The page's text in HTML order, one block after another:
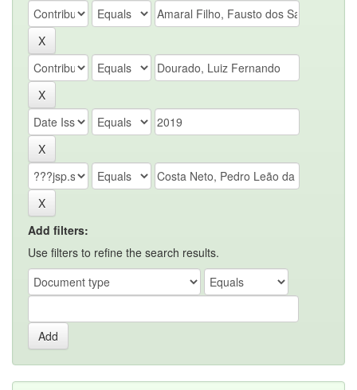
Add filters:
Use filters to refine the search results.